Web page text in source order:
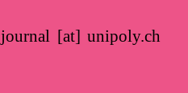
journal [at] unipoly.ch